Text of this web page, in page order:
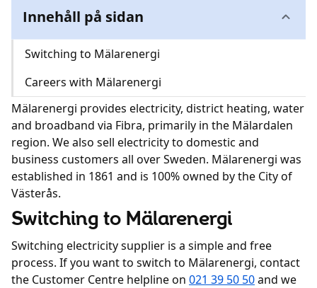
Vatten & avlopp
Hållbarhet
Kundcenter
Avbrott
Innehåll på sidan
Switching to Mälarenergi
Careers with Mälarenergi
Mälarenergi provides electricity, district heating, water
and broadband via Fibra, primarily in the Mälardalen
region. We also sell electricity to domestic and
business customers all over Sweden. Mälarenergi was
established in 1861 and is 100% owned by the City of
Västerås.
Switching to Mälarenergi
Switching electricity supplier is a simple and free
process. If you want to switch to Mälarenergi, contact
the Customer Centre helpline on 021 39 50 50and we